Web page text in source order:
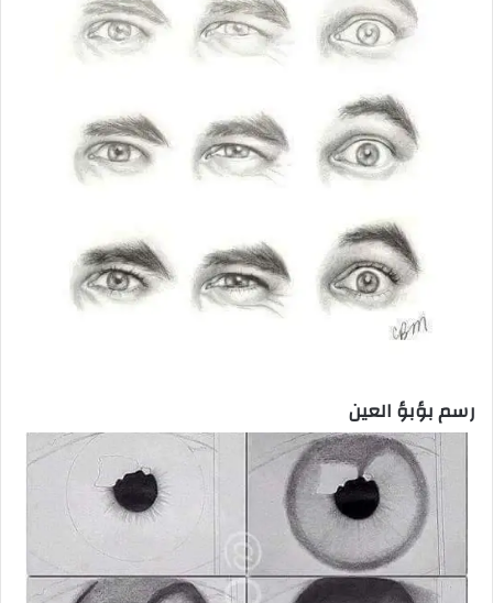
رسم بؤبؤ العين